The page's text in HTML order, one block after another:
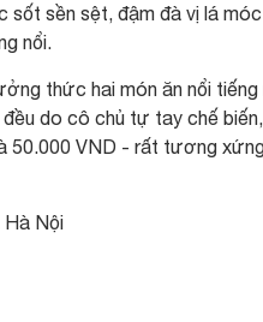
sền sệt, đậm đà vị lá
nổi.
thức hai món ăn nổi
do cô chủ tự tay chế
50.000 VND - rất tương
Hà Nội